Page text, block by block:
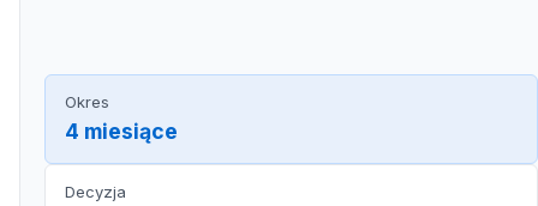
Okres
4 miesiące
Decyzja